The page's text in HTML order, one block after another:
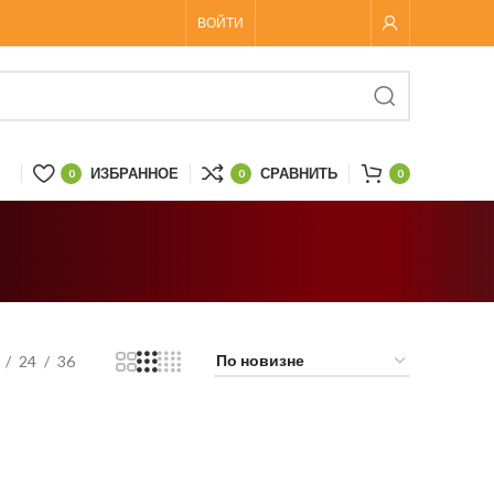
ВОЙТИ
0 ИЗБРАННОЕ 0 СРАВНИТЬ 0
24 36